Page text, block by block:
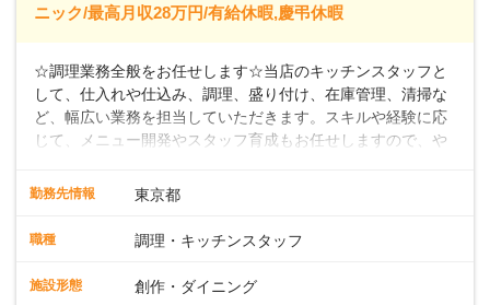
ニック/最高月収28万円/有給休暇,慶弔休暇
☆調理業務全般をお任せします☆当店のキッチンスタッフと
して、仕入れや仕込み、調理、盛り付け、在庫管理、清掃な
ど、幅広い業務を担当していただきます。スキルや経験に応
じて、メニュー開発やスタッフ育成もお任せしますので、や
アアップのチャンスが豊富に用意されています。 【Dam
もと、クラフトビールと共に楽しめるこだわりのフィッシュ
中東、アジアなどの多国籍エッセンスを取り入れたカジュア
勤務先情報 東京都
職種 調理・キッチンスタッフ
施設形態 創作・ダイニング